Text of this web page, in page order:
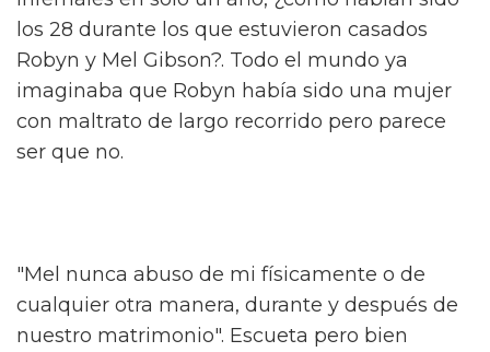
los 28 durante los que estuvieron casados
Robyn y Mel Gibson?. Todo el mundo ya
imaginaba que Robyn había sido una mujer
con maltrato de largo recorrido pero parece
ser que no.
"Mel nunca abuso de mi físicamente o de
cualquier otra manera, durante y después de
nuestro matrimonio". Escueta pero bien